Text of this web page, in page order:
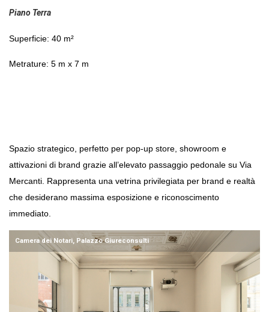
Piano Terra
Superficie: 40 m²
Metrature: 5 m x 7 m
Spazio strategico, perfetto per pop-up store, showroom e
attivazioni di brand grazie all’elevato passaggio pedonale su Via
Mercanti. Rappresenta una vetrina privilegiata per brand e realtà
che desiderano massima esposizione e riconoscimento
immediato.
Camera dei Notari, Palazzo Giureconsulti